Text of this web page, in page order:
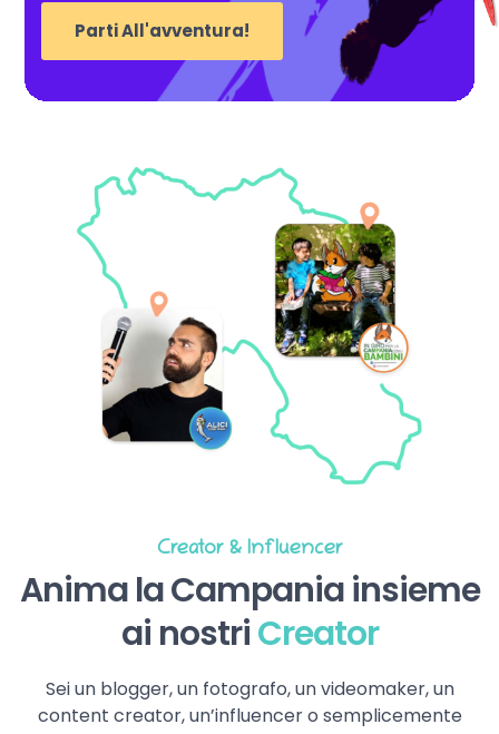
Parti All'avventura!
Creator & Influencer
Anima la Campania insieme
ai nostriCreator
Sei un blogger, un fotografo, un videomaker, un
content creator, un’influencer o semplicemente